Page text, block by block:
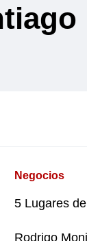
Negocios
5 Lugares
Rodrigo Moni